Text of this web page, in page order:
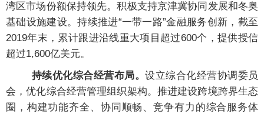
湾区市场份额保持领先。积极支持京津冀协同发展和冬奥
基础设施建设。持续推进“一带一路”金融服务创新，截至
2019年末，累计跟进沿线重大项目超过600个，提供授信
超过1,600亿美元。
持续优化综合经营布局。设立综合化经营协调委员
会，优化综合经营管理组织架构。推进建设跨境跨界生态
圈，构建功能齐全、协同顺畅、竞争有力的综合服务体